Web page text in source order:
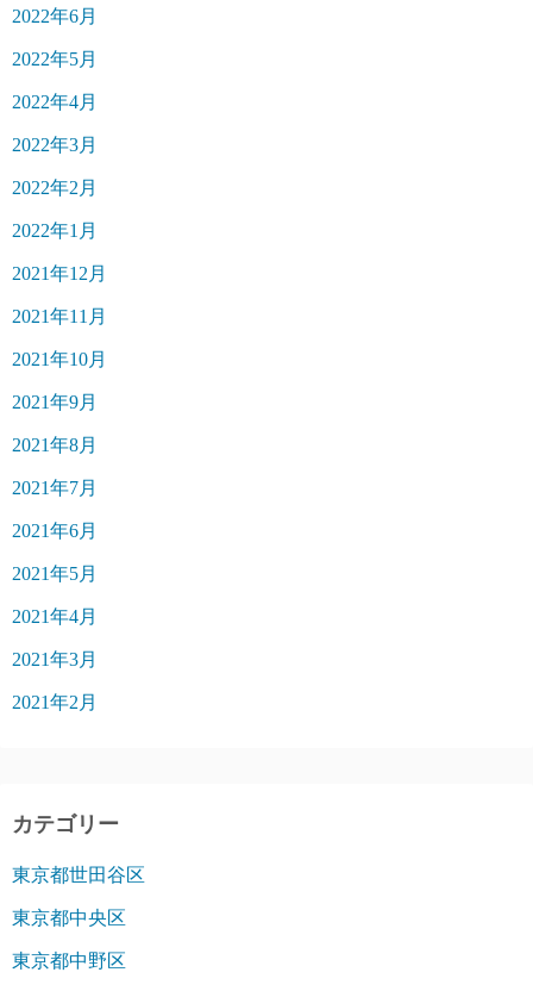
2022年6月
2022年5月
2022年4月
2022年3月
2022年2月
2022年1月
2021年12月
2021年11月
2021年10月
2021年9月
2021年8月
2021年7月
2021年6月
2021年5月
2021年4月
2021年3月
2021年2月
カテゴリー
東京都世田谷区
東京都中央区
東京都中野区